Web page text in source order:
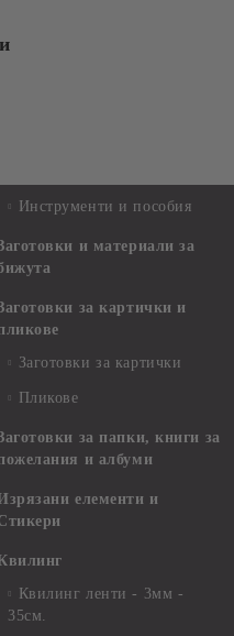
Инструменти и пособия
и материали за
за картички и
Заготовки за картички
Пликове
за папки, книги за
и албуми
елементи и
Квилинг ленти - 3мм -
35см.